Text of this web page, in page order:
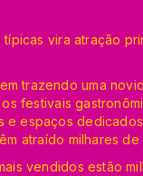
típicas vira atração
trazendo uma
festivais
e espaços
atraído milhares de
vendidos estão